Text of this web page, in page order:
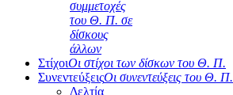
συμμετοχές
του Θ. Π. σε
δίσκους
άλλων
ΣτίχοιΟι στίχοι των δίσκων του Θ. Π.
ΣυνεντεύξειςΟι συνεντεύξεις του Θ. Π.
Δελτία